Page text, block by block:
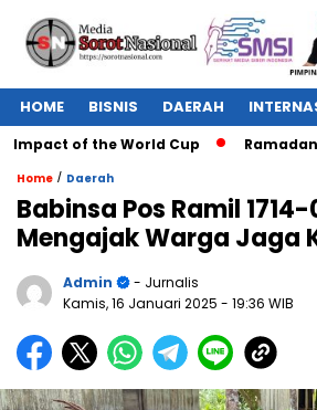
HOME BISNIS DAERAH
of the World Cup Ramadan:
Home / Daerah
Babinsa Pos Ramil
Mengajak Warga Jaga
Admin
- Jurnalis
Kamis, 16 Januari 2025 - 19:36 WIB